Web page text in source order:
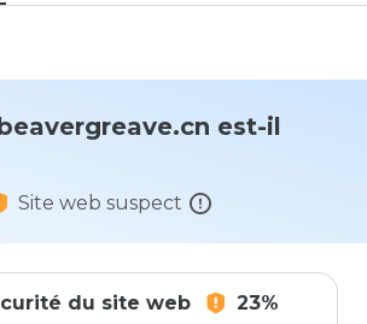
est-il
Site web suspect
du site web 23%